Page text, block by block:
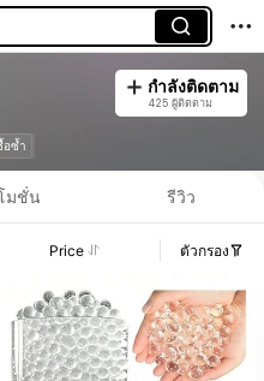
กำลังติดตาม
425 ผู้ติดตาม
อซ้ำ
มชั่น รีวิว
Price ตัวกรอง